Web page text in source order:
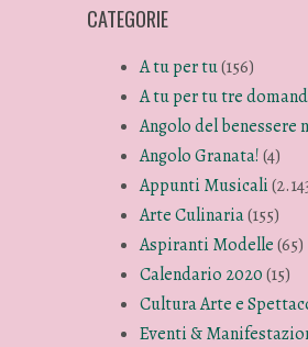
CATEGORIE
A tu per tu(156)
A tu per tu tre
Angolo del benessere
Angolo Granata!(4)
Appunti Musicali
Arte Culinaria(155)
Aspiranti Modelle(65)
Calendario 2020(15)
Cultura Arte e
Eventi &